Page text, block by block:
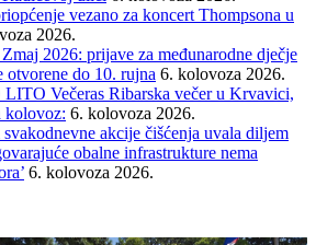
vezano za koncert Thompsona u
2026.
2026: prijave za međunarodne dječje
otvorene do 10. rujna 6. kolovoza 2026.
Večeras Ribarska večer u Krvavici,
kolovoz: 6. kolovoza 2026.
akcije čišćenja uvala diljem
obalne infrastrukture nema
6. kolovoza 2026.